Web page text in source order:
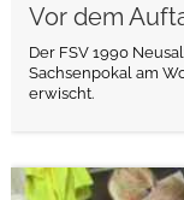
Vor dem
Der FSV 1990
Sachsenpokal am
erwischt.